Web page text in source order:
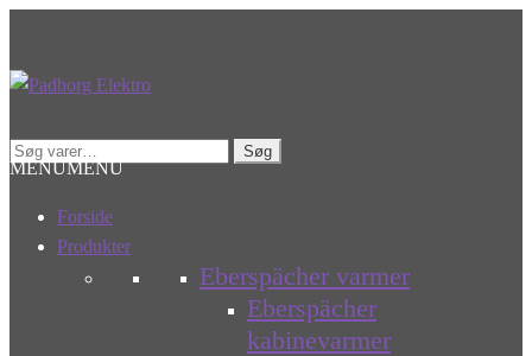
Spring
Spring
Søg
efter:
Søg
MENUMENU
Forside
Produkter
Eberspächer varmer
Eberspächer
kabinevarmer